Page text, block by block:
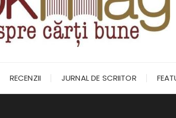
RECENZII JURNAL DE SCRIITOR